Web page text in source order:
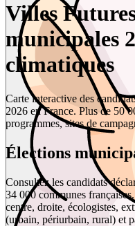
Villes
municipales
climatiques
Carte interactive des
2026 en France. Plus de 50
programmes, sites de
Élections
Consultez les candidats
34 000 communes
centre, droite, écologistes,
(urbain, périurbain, rural) et